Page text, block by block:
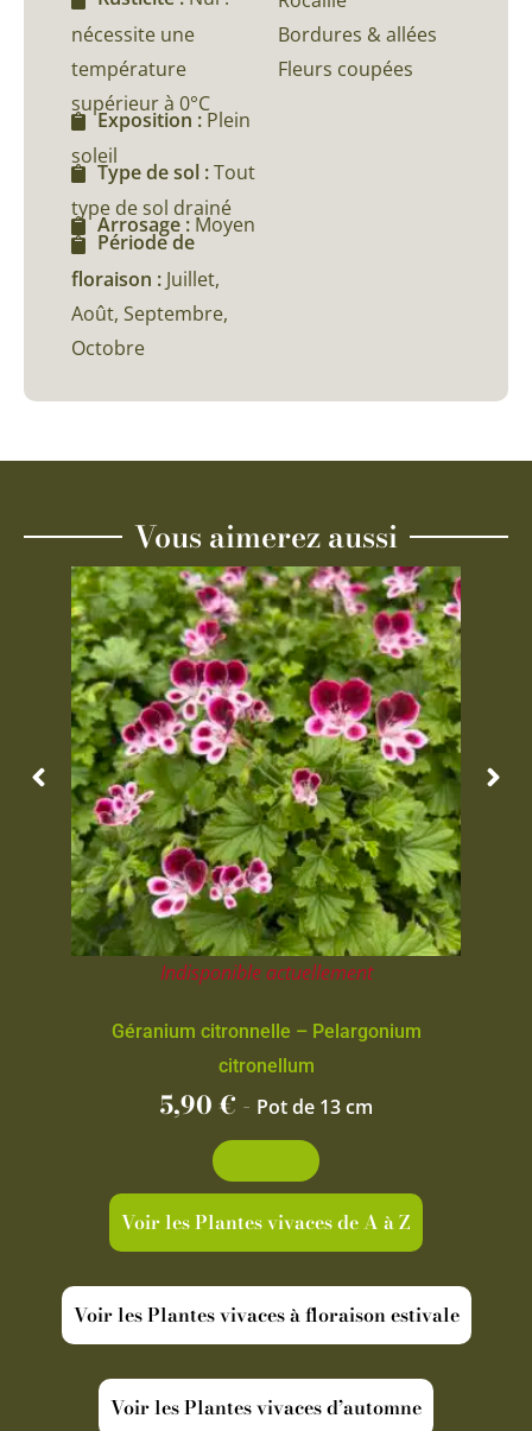
nécessite une
température
supérieur à 0°C
Exposition : Plein
soleil
Type de sol :Tout
type de sol drainé
Arrosage : Moyen
Période de
floraison : Juillet,
Août, Septembre,
Octobre
Bordures & allées
Fleurs coupées
Vous aimerez aussi
Indisponible actuellement
Géranium citronnelle – Pelargonium
citronellum
5,90€ - Pot de 13 cm
Voir les Plantes vivaces de A à Z
Voir les Plantes vivaces à floraison estivale
Voir les Plantes vivaces d’automne